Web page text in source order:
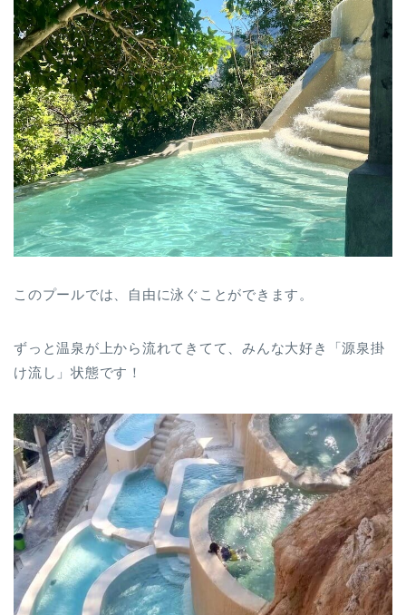
このプールでは、自由に泳ぐことができます。
ずっと温泉が上から流れてきてて、みんな大好き「源泉掛
け流し」状態です！